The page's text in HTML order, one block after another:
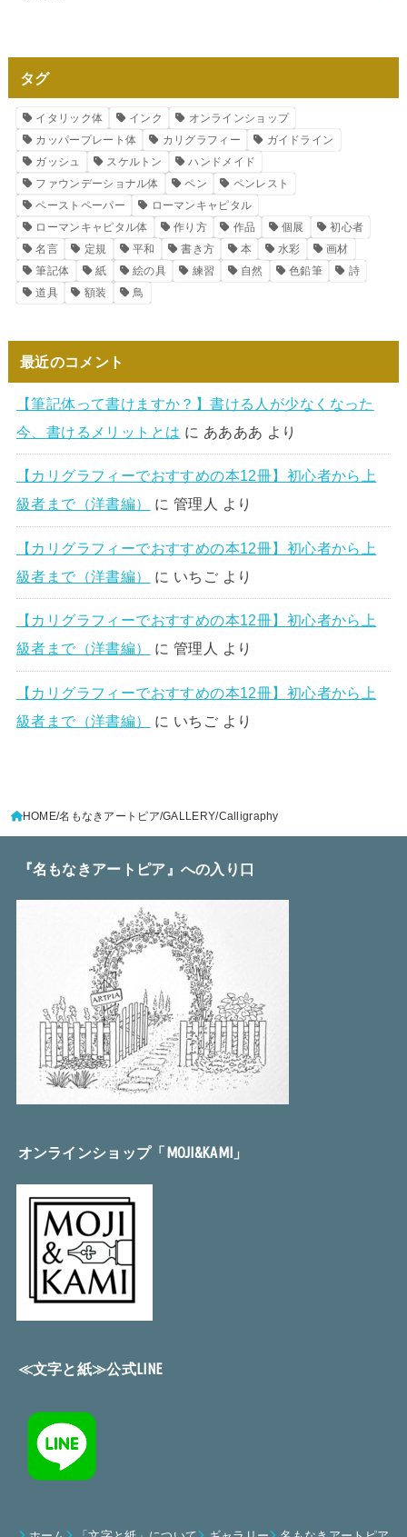
タグ
イタリック体 インク
オンラインショップ
カッパープレート体
カリグラフィー
ガイドライン
ガッシュ
スケルトン
ハンドメイド
ファウンデーショナル体
ペン
ペンレスト
ペーストペーパー
ローマンキャピタル
ローマンキャピタル体
作り方 作品 個展
初心者
名言
定規 平和 書き方 本 水彩
画材
筆記体
紙 絵の具 練習 自然 色鉛筆
詩
道具
額装 鳥
最近のコメント
【筆記体って書けますか？】書ける人が少なくなった
今、書けるメリットとは に ああああ より
【カリグラフィーでおすすめの本12冊】初心者から上
級者まで（洋書編）
に 管理人 より
【カリグラフィーでおすすめの本12冊】初心者から上
級者まで（洋書編）
に いちご より
【カリグラフィーでおすすめの本12冊】初心者から上
級者まで（洋書編）
に 管理人 より
【カリグラフィーでおすすめの本12冊】初心者から上
級者まで（洋書編）
に いちご より
HOME 名もなきアートピア GALLERY Calligraphy
『名もなきアートピア』への入り口
オンラインショップ「MOJI&KAMI」
≪文字と紙≫公式LINE